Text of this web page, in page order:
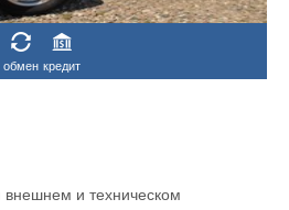
обмен кредит
и техническом